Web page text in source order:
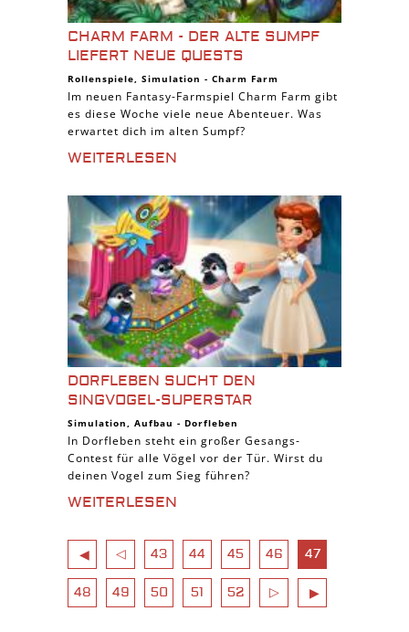
CHARM FARM - DER ALTE SUMPF
LIEFERT NEUE QUESTS
Rollenspiele, Simulation - Charm Farm
Im neuen Fantasy-Farmspiel Charm Farm gibt
es diese Woche viele neue Abenteuer. Was
erwartet dich im alten Sumpf?
WEITERLESEN
DORFLEBEN SUCHT DEN
SINGVOGEL-SUPERSTAR
Simulation, Aufbau - Dorfleben
In Dorfleben steht ein großer Gesangs-
Contest für alle Vögel vor der Tür. Wirst du
deinen Vogel zum Sieg führen?
WEITERLESEN
◀ ◁ 43 44 45 46 47
48 49 50 51 52 ▷ ▶